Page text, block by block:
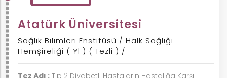
Atatürk Üniversitesi
Sağlık Bilimleri Enstitüsü / Halk Sağlığı
Hemşireliği ( Yl ) ( Tezli ) /
Tez Adı : Tip 2 Diyabetli Hastaların Hastalığa Karşı